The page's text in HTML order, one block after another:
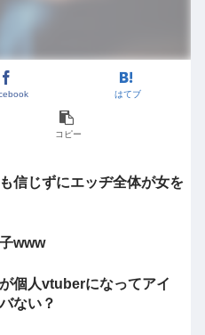
はてブ
コピー
信じずにエッヂ全体が女を
www
個人vtuberになってアイ
ない？